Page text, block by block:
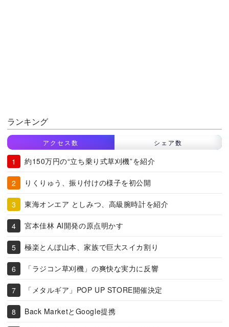
ランキング
アクセス数 シェア数
約150万円の“立ち乗り式草刈機”を紹介
りくりゅう、振り付けの様子を初公開
東海オンエア としみつ、高級腕時計を紹介
宮本佳林 AI開発の原点明かす
極楽とんぼ山本、家族で巨大スイカ割り
「ラジコン草刈機」の爽快な実力に反響
「メタルギア」POP UP STORE開催決定
Back MarketとGoogle提携